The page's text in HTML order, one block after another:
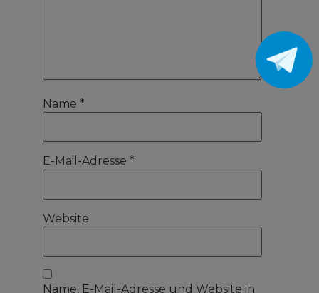
Name *
E-Mail-Adresse *
Website
Name, E-Mail-Adresse und Website in